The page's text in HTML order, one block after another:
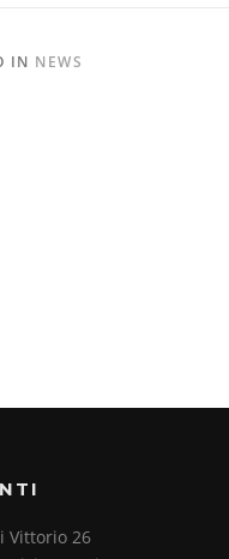
IN NEWS
Vittorio 26